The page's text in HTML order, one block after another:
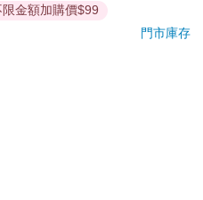
退回商品須為全新狀態**
及行政院消費者保護處公告之
金額加購價$99
門市庫存